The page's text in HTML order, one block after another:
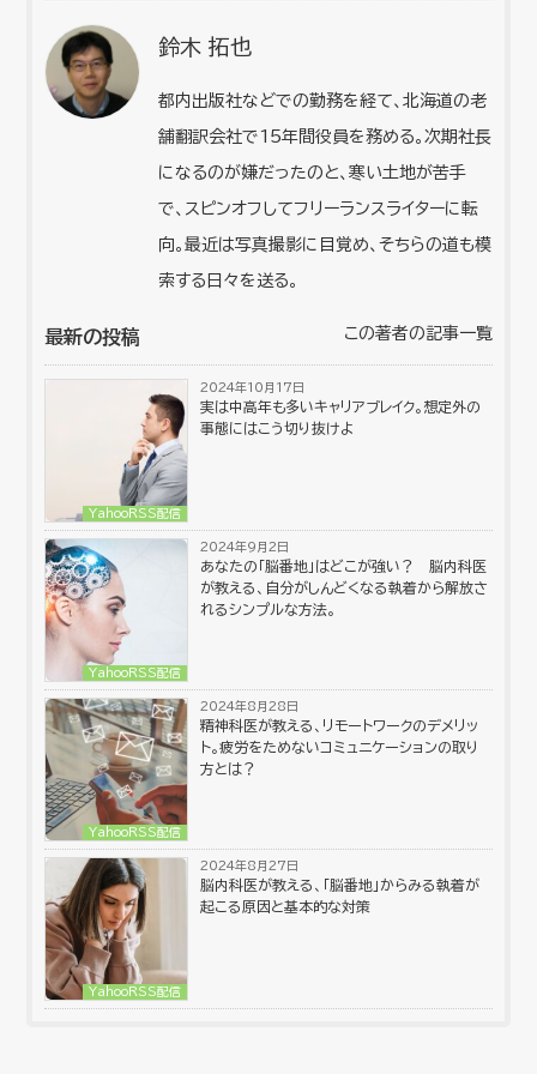
鈴木 拓也
都内出版社などでの勤務を経て、北海道の老
舗翻訳会社で15年間役員を務める。次期社長
になるのが嫌だったのと、寒い土地が苦手
で、スピンオフしてフリーランスライターに転
向。最近は写真撮影に目覚め、そちらの道も模
索する日々を送る。
最新の投稿 この著者の記事一覧
YahooRSS配信
2024年10月17日
実は中高年も多いキャリアブレイク。想定外の
事態にはこう切り抜けよ
YahooRSS配信
2024年9月2日
あなたの「脳番地」はどこが強い？ 脳内科医
が教える、自分がしんどくなる執着から解放さ
れるシンプルな方法。
YahooRSS配信
2024年8月28日
精神科医が教える、リモートワークのデメリッ
ト。疲労をためないコミュニケーションの取り
方とは？
YahooRSS配信
2024年8月27日
脳内科医が教える、「脳番地」からみる執着が
起こる原因と基本的な対策